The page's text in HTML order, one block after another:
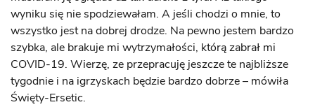
wyniku się nie spodziewałam. A jeśli chodzi o mnie, to
wszystko jest na dobrej drodze. Na pewno jestem bardzo
szybka, ale brakuje mi wytrzymałości, którą zabrał mi
COVID-19. Wierzę, ze przepracuję jeszcze te najbliższe
tygodnie i na igrzyskach będzie bardzo dobrze – mówiła
Święty-Ersetic.